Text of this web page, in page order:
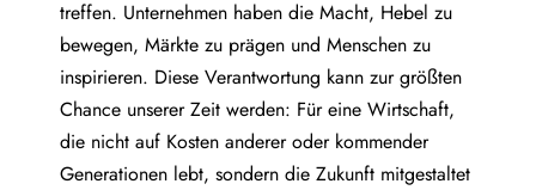
treffen. Unternehmen haben die Macht, Hebel zu
bewegen, Märkte zu prägen und Menschen zu
inspirieren. Diese Verantwortung kann zur größten
Chance unserer Zeit werden: Für eine Wirtschaft,
die nicht auf Kosten anderer oder kommender
Generationen lebt, sondern die Zukunft mitgestaltet